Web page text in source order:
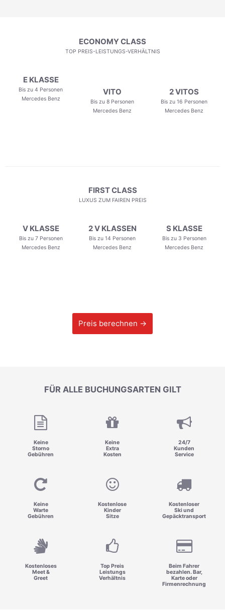
ECONOMY CLASS
TOP PREIS-LEISTUNGS-VERHÄLTNIS
E KLASSE
Bis zu 4 Personen
Mercedes Benz
VITO
Bis zu 8 Personen
Mercedes Benz
2 VITOS
Bis zu 16 Personen
Mercedes Benz
FIRST CLASS
LUXUS ZUM FAIREN PREIS
V KLASSE
Bis zu 7 Personen
Mercedes Benz
2 V KLASSEN
Bis zu 14 Personen
Mercedes Benz
S KLASSE
Bis zu 3 Personen
Mercedes Benz
Preis berechnen →
FÜR ALLE BUCHUNGSARTEN GILT
Keine
Storno
Gebühren
Keine
Extra
Kosten
24/7
Kunden
Service
Keine
Warte
Gebühren
Kostenlose
Kinder
Sitze
Kostenloser
Ski und
Gepäcktransport
Kostenloses
Meet &
Greet
Top Preis
Leistungs
Verhältnis
Beim Fahrer
bezahlen. Bar,
Karte oder
Firmenrechnung